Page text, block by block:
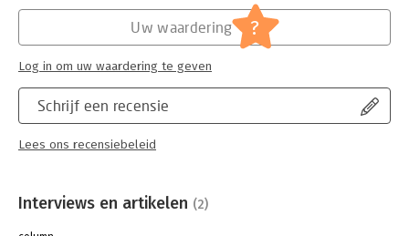
Schrijf een recensie
Lees ons recensiebeleid
Uw waardering ?
Log in om uw waardering te geven
Interviews en artikelen (2)